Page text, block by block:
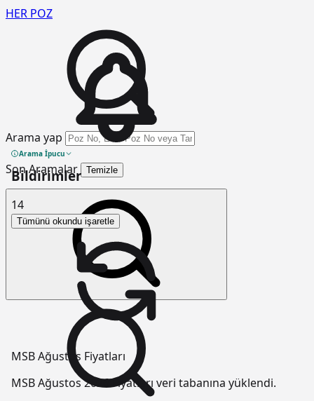
HER POZ
Arama yap
Arama İpucu
Son Aramalar Temizle
Bildirimler
14
Tümünü okundu işaretle
MSB Ağustos Fiyatları
MSB Ağustos 2026 Fiyatları veri tabanına yüklendi.